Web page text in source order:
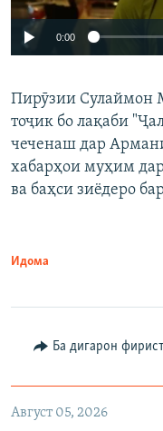
Auto
720p
0:00
Пирӯзии Сулаймон
тоҷик бо лақаби
чеченаш дар
хабарҳои муҳим
ва баҳси зиёдеро
Идома
Ба дигарон
Август 05, 2026